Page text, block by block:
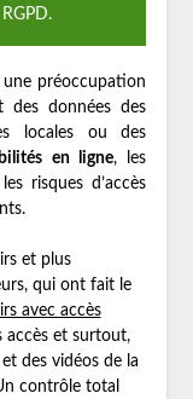
préoccupation
des données des
locales ou des
en ligne, les
risques d’accès
et plus
qui ont fait le
avec accès
accès et surtout,
des vidéos de la
contrôle total